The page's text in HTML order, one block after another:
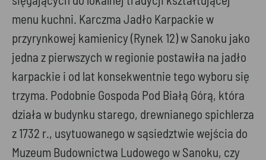
menu kuchni. Karczma Jadło Karpackie w
przyrynkowej kamienicy (Rynek 12) w Sanoku jako
jedna z pierwszych w regionie postawiła na jadło
karpackie i od lat konsekwentnie tego wyboru się
trzyma. Podobnie Gospoda Pod Białą Górą, która
działa w budynku starego, drewnianego spichlerza
z 1732 r., usytuowanego w sąsiedztwie wejścia do
Muzeum Budownictwa Ludowego w Sanoku, czy